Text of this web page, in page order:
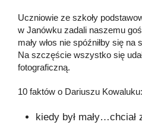
Uczniowie ze szkoły
w Janówku zadali naszemu
mały włos nie spóźniłby się na
Na szczęście wszystko się
fotograficzną.
10 faktów o Dariuszu Kowaluku:
kiedy był